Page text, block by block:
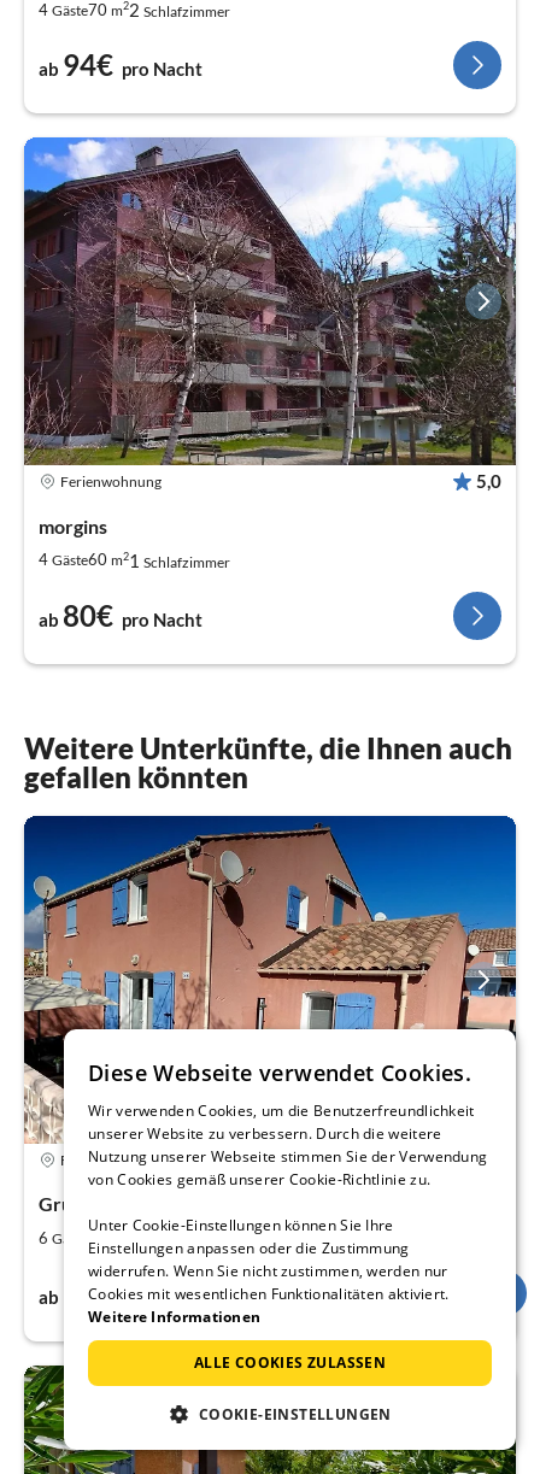
4 Gäste70 m22 Schlafzimmer
ab 94€ pro Nacht
Ferienwohnung 5,0
morgins
4 Gäste60 m21 Schlafzimmer
ab 80€ pro Nacht
Weitere Unterkünfte, die Ihnen auch
gefallen könnten
Ferienhaus 4,9
Gruissan, Languedoc-Roussillon, Aude
6 Gäste 2 3
ab 69€ pro Nacht
Diese Webseite verwendet Cookies.
Wir verwenden Cookies, um die Benutzerfreundlichkeit
unserer Website zu verbessern. Durch die weitere
Nutzung unserer Webseite stimmen Sie der Verwendung
von Cookies gemäß unserer Cookie-Richtlinie zu.
Unter Cookie-Einstellungen können Sie Ihre
Einstellungen anpassen oder die Zustimmung
widerrufen. Wenn Sie nicht zustimmen, werden nur
Cookies mit wesentlichen Funktionalitäten aktiviert.
Weitere Informationen
ALLE COOKIES ZULASSEN
COOKIE-EINSTELLUNGEN